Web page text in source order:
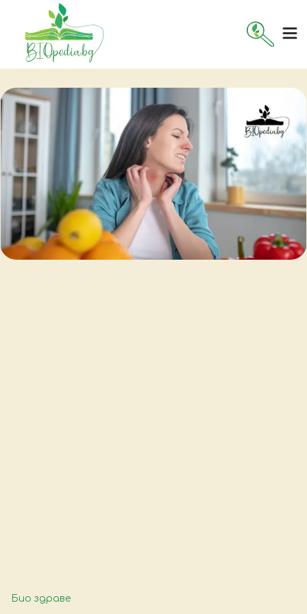
Био здраве